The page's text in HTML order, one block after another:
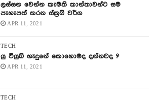
ලස්සන වෙන්න කැමති කාන්තාවන්ට සම
පැහැපත් කරන ස්ක්‍රබ් වර්ග
APR 11, 2021
TECH
යු ටියුබ් හැදුනේ කොහොමද දන්නවද ?
APR 11, 2021
TECH